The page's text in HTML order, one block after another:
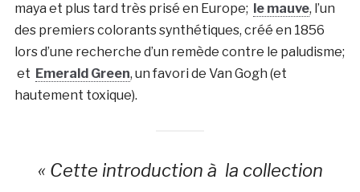
maya et plus tard très prisé en Europe;
le mauve, l’un
des premiers colorants synthétiques, créé en 1856
lors d’une recherche d’un remède contre le paludisme;
et Emerald Green, un favori de Van Gogh (et
hautement toxique).
« Cette introduction à la collection